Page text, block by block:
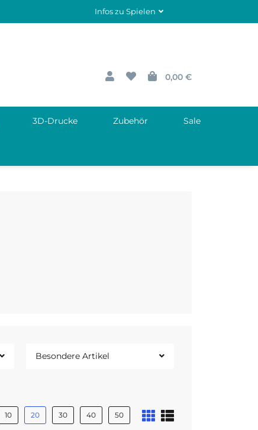
Infos zu Spielen
0,00 €
3D-Drucke Zubehör Sale
Besondere Artikel
10 20 30 40 50